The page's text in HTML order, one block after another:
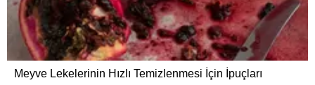
Meyve Lekelerinin Hızlı Temizlenmesi İçin İpuçları